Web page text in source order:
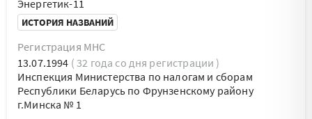
Энергетик-11
ИСТОРИЯ НАЗВАНИЙ
Регистрация МНС
13.07.1994 ( 32 года со дня регистрации )
Инспекция Министерства по налогам и сборам
Республики Беларусь по Фрунзенскому району
г.Минска № 1